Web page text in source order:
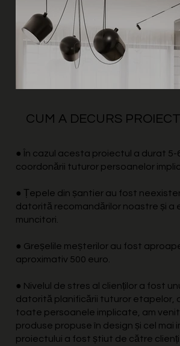
● În cazul acesta proiectul a durat 5-
coordonării tuturor persoanelor
● Țepele din șantier au fost
datorită recomandărilor noastre și a
muncitori.
● Greșelile meșterilor au fost
aproximativ 500 euro.
● Nivelul de stres al clienților a fost
datorită planificării tuturor etapelor,
toate persoanele implicate, am
produse propuse în design și cel mai
proiectului a fost știut de către
CUM A DECURS